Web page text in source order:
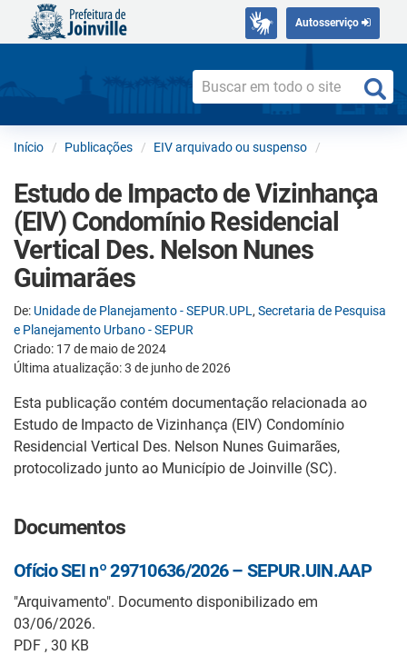
Autosserviço
Início Publicações EIV arquivado ou suspenso
Estudo de Impacto de Vizinhança
(EIV) Condomínio Residencial
Vertical Des. Nelson Nunes
Guimarães
De: Unidade de Planejamento - SEPUR.UPL , Secretaria de Pesquisa
e Planejamento Urbano - SEPUR
Criado: 17 de maio de 2024
Última atualização: 3 de junho de 2026
Esta publicação contém documentação relacionada ao
Estudo de Impacto de Vizinhança (EIV) Condomínio
Residencial Vertical Des. Nelson Nunes Guimarães,
protocolizado junto ao Município de Joinville (SC).
Documentos
Ofício SEI nº 29710636/2026 – SEPUR.UIN.AAP
"Arquivamento". Documento disponibilizado em
03/06/2026.
PDF , 30 KB